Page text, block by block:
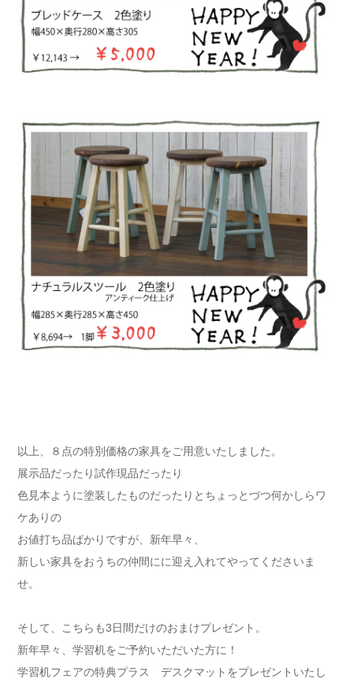
以上、８点の特別価格の家具をご用意いたしました。
展示品だったり試作現品だったり
色見本ように塗装したものだったりとちょっとづつ何かしらワ
ケありの
お値打ち品ばかりですが、新年早々、
新しい家具をおうちの仲間にに迎え入れてやってくださいま
せ。
そして、こちらも3日間だけのおまけプレゼント。
新年早々、学習机をご予約いただいた方に！
学習机フェアの特典プラス デスクマットをプレゼントいたし